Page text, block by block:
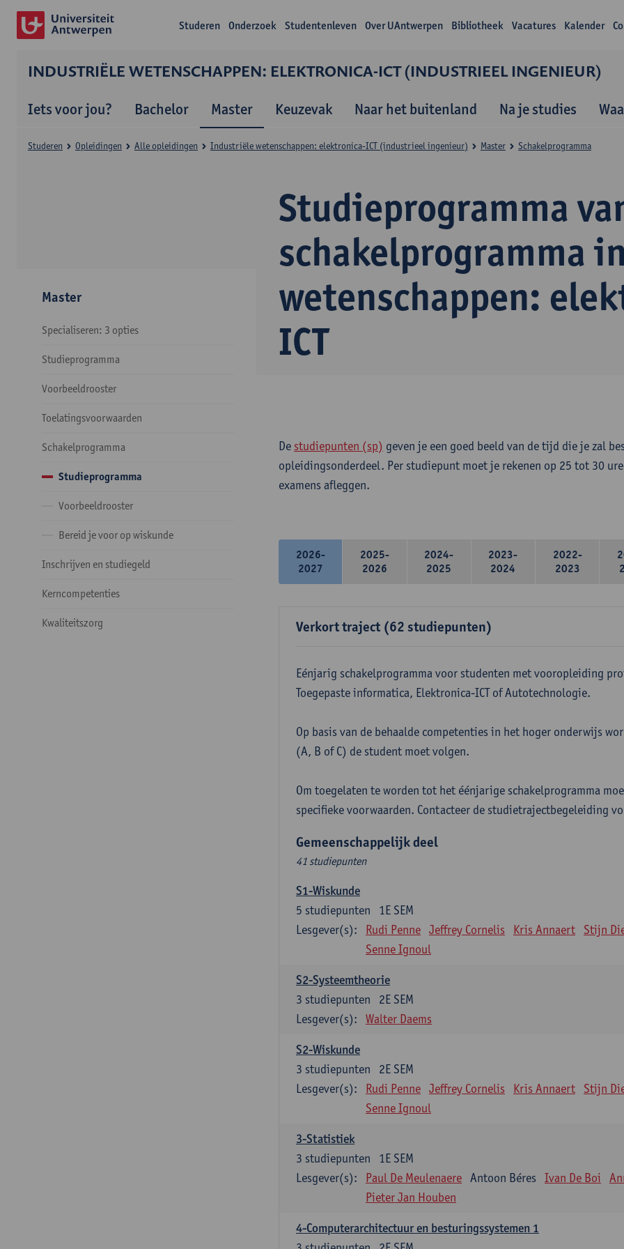
Studeren Onderzoek Studentenleven Over UAntwerpen Bibliotheek Vacatures Kalender
INDUSTRIËLE WETENSCHAPPEN: ELEKTRONICA-ICT (INDUSTRIEEL INGENIEUR)
Iets voor jou? Bachelor Master Keuzevak Naar het buitenland Na je studies
Studieprogramma
schakelprogramma
wetenschappen:
ICT
Studeren Opleidingen Alle opleidingen Industriële wetenschappen: elektronica-ICT (industrieel ingenieur) Master Schakelprogramma
Master
Specialiseren: 3 opties
Studieprogramma
Voorbeeldrooster
Toelatingsvoorwaarden
Schakelprogramma
Studieprogramma
Voorbeeldrooster
Bereid je voor op wiskunde
Inschrijven en studiegeld
Kerncompetenties
Kwaliteitszorg
De studiepunten (sp) geven je een goed beeld van de tijd die je zal
opleidingsonderdeel. Per studiepunt moet je rekenen op 25 tot 30
examens afleggen.
2026-
2027
2025-
2026
2024-
2025
2023-
2024
2022-
2023
Verkort traject (62 studiepunten)
Eénjarig schakelprogramma voor studenten met vooropleiding
Toegepaste informatica, Elektronica-ICT of Autotechnologie.
Op basis van de behaalde competenties in het hoger onderwijs
(A, B of C) de student moet volgen.
Om toegelaten te worden tot het éénjarige schakelprogramma
specifieke voorwaarden. Contacteer de studietrajectbegeleiding
Gemeenschappelijk deel
41 studiepunten
S1-Wiskunde
1E SEM
5 studiepunten
Lesgever(s):
Rudi Penne Jeffrey Cornelis Kris Annaert
Stijn
Senne Ignoul
S2-Systeemtheorie
2E SEM
3 studiepunten
Lesgever(s):
Walter Daems
S2-Wiskunde
2E SEM
3 studiepunten
Lesgever(s):
Rudi Penne Jeffrey Cornelis Kris Annaert
Stijn
Senne Ignoul
3-Statistiek
1E SEM
3 studiepunten
Lesgever(s):
Paul De Meulenaere Antoon Béres Ivan De Boi
Pieter Jan Houben
4-Computerarchitectuur en besturingssystemen 1